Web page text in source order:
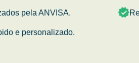
pela ANVISA.
e personalizado.